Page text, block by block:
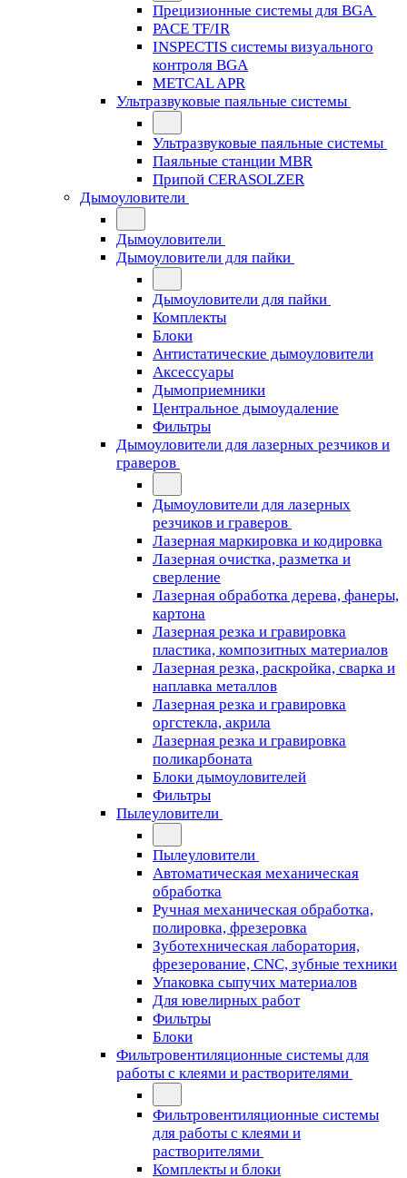
Прецизионные системы для BGA
PACE TF/IR
INSPECTIS системы визуального
контроля BGA
METCAL APR
Ультразвуковые паяльные системы
Ультразвуковые паяльные системы
Паяльные станции MBR
Припой CERASOLZER
Дымоуловители
Дымоуловители
Дымоуловители для пайки
Дымоуловители для пайки
Комплекты
Блоки
Антистатические дымоуловители
Аксессуары
Дымоприемники
Центральное дымоудаление
Фильтры
Дымоуловители для лазерных резчиков и
граверов
Дымоуловители для лазерных
резчиков и граверов
Лазерная маркировка и кодировка
Лазерная очистка, разметка и
сверление
Лазерная обработка дерева, фанеры,
картона
Лазерная резка и гравировка
пластика, композитных материалов
Лазерная резка, раскройка, сварка и
наплавка металлов
Лазерная резка и гравировка
оргстекла, акрила
Лазерная резка и гравировка
поликарбоната
Блоки дымоуловителей
Фильтры
Пылеуловители
Пылеуловители
Автоматическая механическая
обработка
Ручная механическая обработка,
полировка, фрезеровка
Зуботехническая лаборатория,
фрезерование, CNC, зубные техники
Упаковка сыпучих материалов
Для ювелирных работ
Фильтры
Блоки
Фильтровентиляционные системы для
работы с клеями и растворителями
Фильтровентиляционные системы
для работы с клеями и
растворителями
Комплекты и блоки